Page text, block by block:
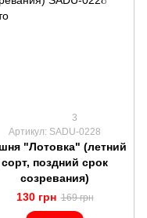
3
Артикул: SADU-0228
"Лотовка" (летний
сорт, поздний срок
созревания)
130 грн 169 грн